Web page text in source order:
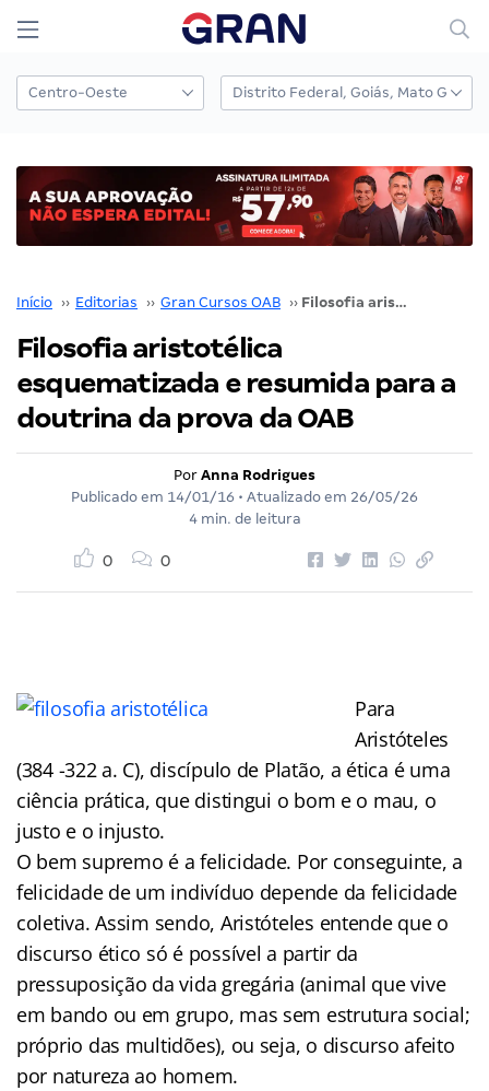
Início ›› Editorias ›› Gran Cursos OAB ›› Filosofia aristotélica esquematizada e resumida para a doutrina da prova da OAB
Filosofia aristotélica
esquematizada e resumida para a
doutrina da prova da OAB
Por Anna Rodrigues
Publicado em 14/01/16 • Atualizado em 26/05/26
4 min. de leitura
0 0
Para
Aristóteles
(384 -322 a. C), discípulo de Platão, a ética é uma
ciência prática, que distingui o bom e o mau, o
justo e o injusto.
O bem supremo é a felicidade. Por conseguinte, a
felicidade de um indivíduo depende da felicidade
coletiva. Assim sendo, Aristóteles entende que o
discurso ético só é possível a partir da
pressuposição da vida gregária (animal que vive
em bando ou em grupo, mas sem estrutura social;
próprio das multidões), ou seja, o discurso afeito
por natureza ao homem.